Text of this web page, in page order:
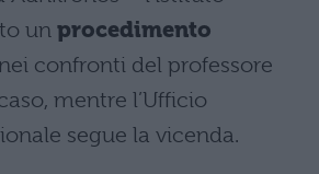
un procedimento
confronti del professore
mentre l’Ufficio
segue la vicenda.